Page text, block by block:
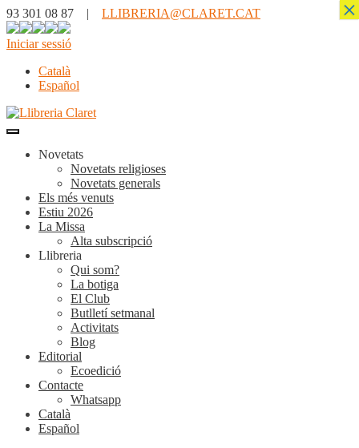
93 301 08 87 | LLIBRERIA@CLARET.CAT
Iniciar sessió
Català
Español
Novetats
Novetats religioses
Novetats generals
Els més venuts
Estiu 2026
La Missa
Alta subscripció
Llibreria
Qui som?
La botiga
El Club
Butlletí setmanal
Activitats
Blog
Editorial
Ecoedició
Contacte
Whatsapp
Català
Español
×